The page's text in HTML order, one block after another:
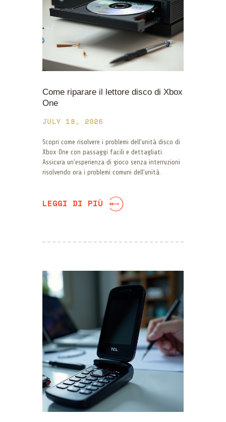
Come riparare il lettore disco di Xbox
One
JULY 18, 2026
Scopri come risolvere i problemi dell’unità disco di
Xbox One con passaggi facili e dettagliati.
Assicura un’esperienza di gioco senza interruzioni
risolvendo ora i problemi comuni dell’unità.
LEGGI DI PIÙ